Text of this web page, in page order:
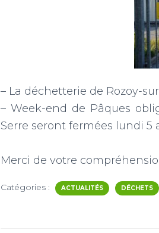
– La déchetterie de Rozoy-
– Week-end de Pâques
Serre seront fermées lundi 5
Merci de votre
Catégories : ACTUALITÉS DÉCHETS